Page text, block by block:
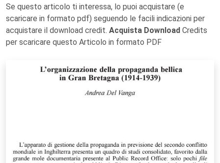
Se questo articolo ti interessa, lo puoi acquistare (e
scaricare in formato pdf) seguendo le facili indicazioni per
acquistare il download credit. Acquista Download Credits
per scaricare questo Articolo in formato PDF